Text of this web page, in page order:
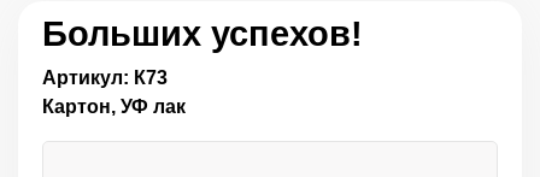
Больших успехов!
Артикул: К73
Картон, УФ лак